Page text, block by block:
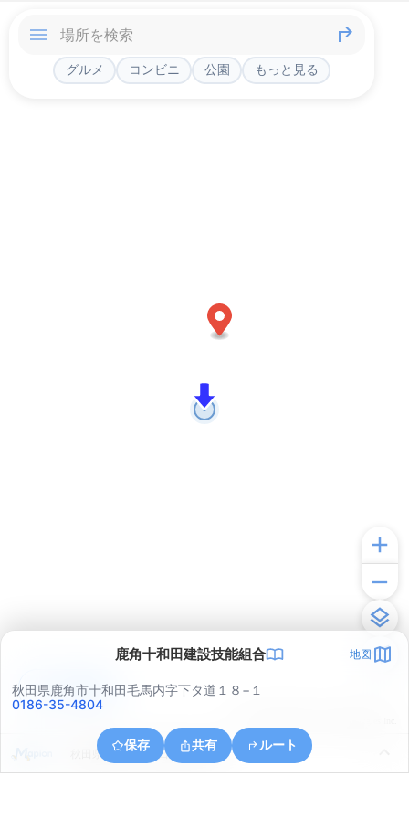
グルメ コンビニ 公園 もっと見る
鹿角十和田建設技能組合 地図
秋田県鹿角市十和田毛馬内字下タ道１８−１
0186-35-4804
保存 共有 ルート
秋田県鹿角市十和田錦木赤沢田
アプリで見る